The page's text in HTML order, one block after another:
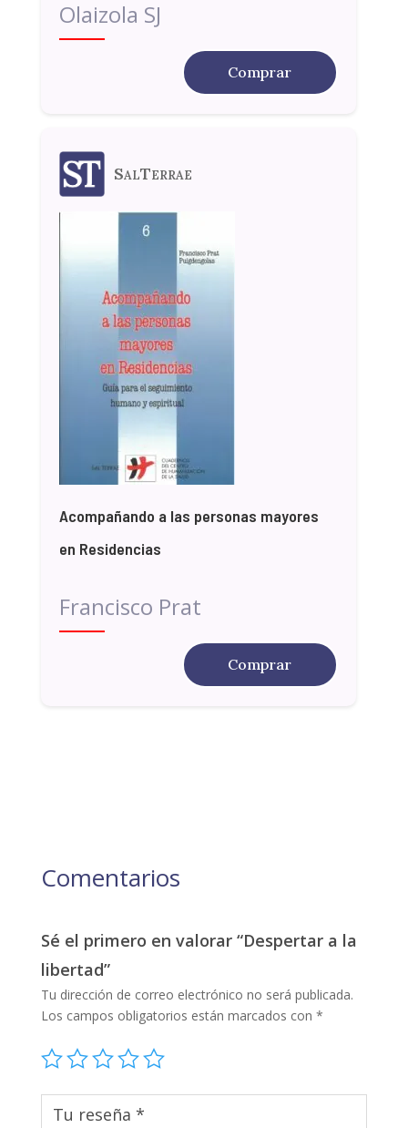
Olaizola SJ
Comprar
SalTerrae
Acompañando a las personas mayores
en Residencias
Francisco Prat
Comprar
Comentarios
Sé el primero en valorar “Despertar a la
libertad”
Tu dirección de correo electrónico no será publicada.
Los campos obligatorios están marcados con *